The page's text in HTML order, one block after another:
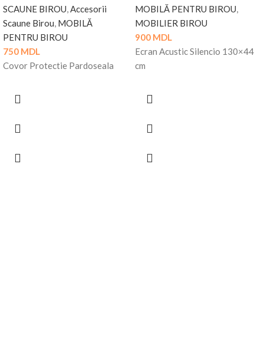
SCAUNE BIROU,Accesorii
Scaune Birou, MOBILĂ
PENTRU BIROU
750 MDL
Covor Protectie Pardoseala
MOBILĂ PENTRU BIROU,
MOBILIER BIROU
900 MDL
Ecran Acustic Silencio 130×44
cm